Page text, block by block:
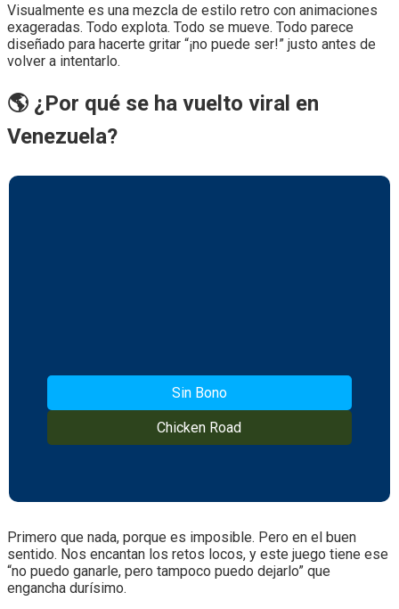
Visualmente es una mezcla de estilo retro con animaciones
exageradas. Todo explota. Todo se mueve. Todo parece
diseñado para hacerte gritar “¡no puede ser!” justo antes de
volver a intentarlo.
🌎 ¿Por qué se ha vuelto viral en
Venezuela?
Sin Bono
Chicken Road
Primero que nada, porque es imposible. Pero en el buen
sentido. Nos encantan los retos locos, y este juego tiene ese
“no puedo ganarle, pero tampoco puedo dejarlo” que
engancha durísimo.